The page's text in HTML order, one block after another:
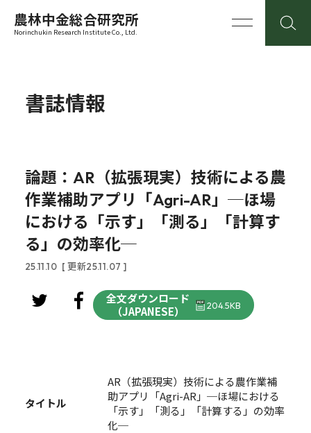
農林中金総合研究所
Norinchukin Research Institute Co., Ltd.
書誌情報
論題：AR（拡張現実）技術による農
作業補助アプリ「Agri-AR」─ほ場
における「示す」「測る」「計算す
る」の効率化─
25.11.10 [ 更新25.11.07 ]
全文ダウンロード
（JAPANESE）
204.5KB
タイトル
AR（拡張現実）技術による農作業補
助アプリ「Agri-AR」─ほ場における
「示す」「測る」「計算する」の効率
化─